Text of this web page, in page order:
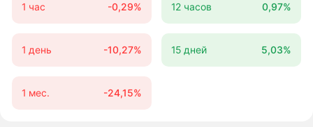
1 час -0,29% 12 часов 0,97%
1 день -10,27% 15 дней 5,03%
1 мес. -24,15%